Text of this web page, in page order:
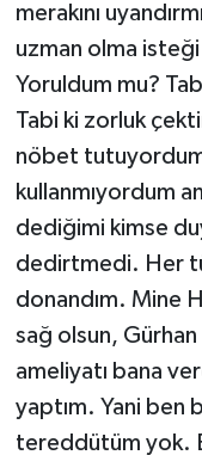
merakını
uzman olma
Yoruldum mu?
Tabi ki zorluk
nöbet
kullanmıyordum
dediğimi kimse
dedirtmedi. Her
donandım. Mine
sağ olsun,
ameliyatı bana
yaptım. Yani ben
tereddütüm yok.